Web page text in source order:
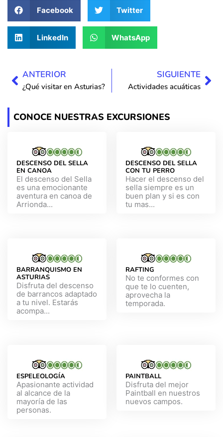
Facebook Twitter
LinkedIn WhatsApp
AntANTERIOR
¿Qué visitar en Asturias?
SIGUIENTE
Actividades acuáticas
CONOCE NUESTRAS EXCURSIONES
DESCENSO DEL SELLA
EN CANOA
El descenso del Sella
es una emocionante
aventura en canoa de
Arrionda...
DESCENSO DEL SELLA
CON TU PERRO
Hacer el descenso del
sella siempre es un
buen plan y si es con
tu mas...
BARRANQUISMO EN
ASTURIAS
Disfruta del descenso
de barrancos adaptado
a tu nivel. Estarás
acompa...
RAFTING
No te conformes con
que te lo cuenten,
aprovecha la
temporada.
ESPELEOLOGÍA
Apasionante actividad
al alcance de la
mayoría de las
personas.
PAINTBALL
Disfruta del mejor
Paintball en nuestros
nuevos campos.